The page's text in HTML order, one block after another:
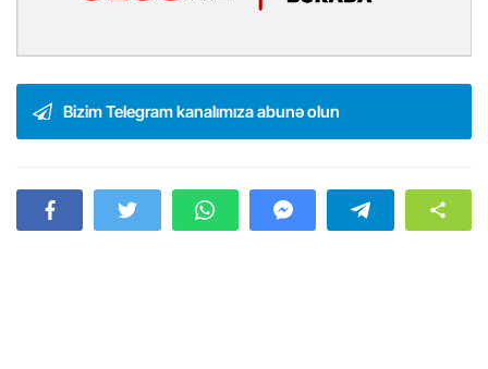
Bizim Telegram kanalımıza abunə olun